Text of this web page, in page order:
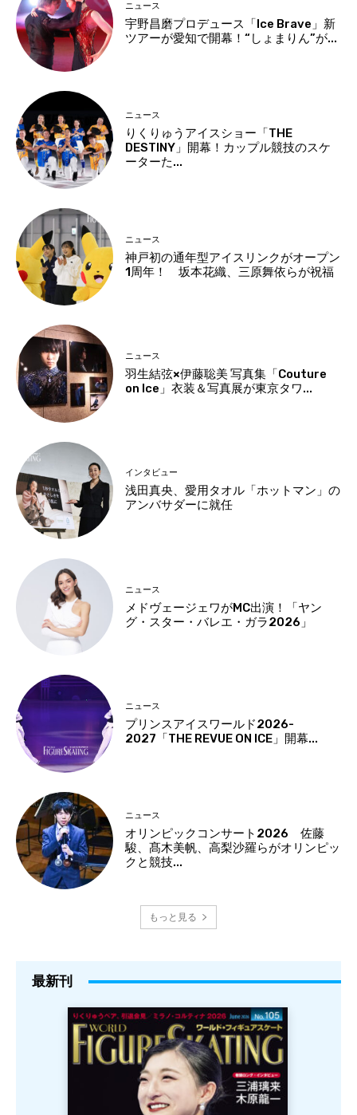
ニュース
宇野昌磨プロデュース「Ice Brave」新
ツアーが愛知で開幕！“しょまりん”が...
ニュース
りくりゅうアイスショー「THE
DESTINY」開幕！カップル競技のスケ
ーターた...
ニュース
神戸初の通年型アイスリンクがオープン
1周年！ 坂本花織、三原舞依らが祝福
ニュース
羽生結弦×伊藤聡美 写真集「Couture
on Ice」衣装＆写真展が東京タワ...
インタビュー
浅田真央、愛用タオル「ホットマン」の
アンバサダーに就任
ニュース
メドヴェージェワがMC出演！「ヤン
グ・スター・バレエ・ガラ2026」
ニュース
プリンスアイスワールド2026-
2027「THE REVUE ON ICE」開幕...
ニュース
オリンピックコンサート2026 佐藤
駿、髙木美帆、高梨沙羅らがオリンピッ
クと競技...
もっと見る
最新刊